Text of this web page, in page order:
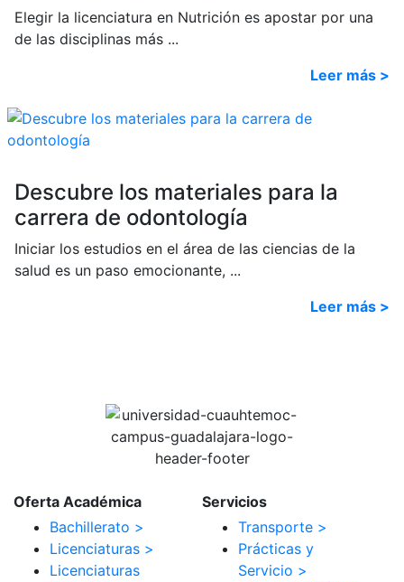
Elegir la licenciatura en Nutrición es apostar por una
de las disciplinas más ...
Leer más >
Descubre los materiales para la
carrera de odontología
Iniciar los estudios en el área de las ciencias de la
salud es un paso emocionante, ...
Leer más >
Oferta Académica
Bachillerato >
Licenciaturas >
Licenciaturas
Servicios
Transporte >
Prácticas y
Servicio >